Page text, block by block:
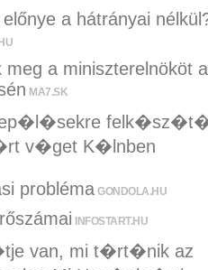
a hátrányai
meg a miniszterelnököt a
MA7.SK
v�get K�lnben
probléma GONDOLA.HU
INFOSTART.HU
van, mi t�rt�nik az